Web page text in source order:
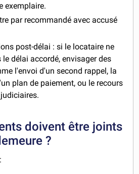
exemplaire.
par recommandé avec accusé
post-délai : si le locataire ne
délai accordé, envisager des
l'envoi d'un second rappel, la
plan de paiement, ou le recours
doivent être joints
?